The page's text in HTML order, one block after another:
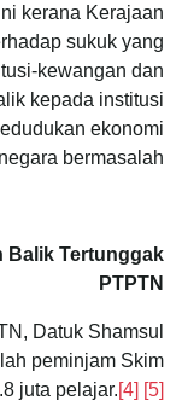
Ini kerana Kerajaan
sukuk yang
kewangan dan
kepada institusi
ekonomi
negara bermasalah.
Balik Tertunggak
PTPTN
Datuk Shamsul
peminjam Skim
juta pelajar.[4] [5]